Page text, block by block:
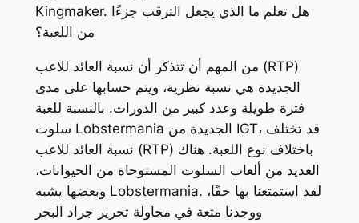
Kingmaker. هل تعلم ما الذي يجعل الترقب جزءًا
من اللعبة؟
من المهم أن تتذكر أن نسبة العائد للاعب (RTP)
الجديدة هي نسبة نظرية، ويتم حسابها على مدى
فترة طويلة وعدد كبير من الدورات. بالنسبة للعبة
سلوت Lobstermania الجديدة من IGT، قد تختلف
نسبة العائد للاعب (RTP) باختلاف نوع اللعبة. هناك
العديد من ألعاب السلوت المستوحاة من الحيوانات،
وبعضها يشبه Lobstermania. لقد استمتعنا بها حقًا،
ووجدنا متعة في محاولة تحرير جراد البحر